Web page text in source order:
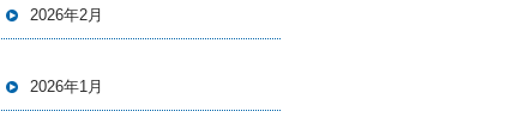
2026年2月
2026年1月